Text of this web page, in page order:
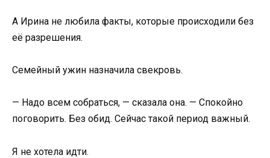
А Ирина не любила факты, которые происходили без
её разрешения.
Семейный ужин назначила свекровь.
— Надо всем собраться, — сказала она. — Спокойно
поговорить. Без обид. Сейчас такой период важный.
Я не хотела идти.